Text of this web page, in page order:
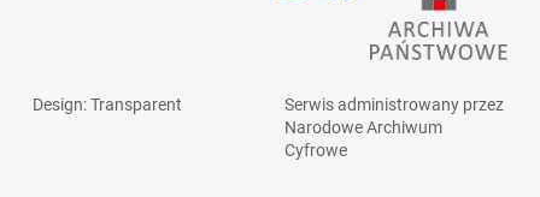
Design: Transparent
Serwis administrowany przez
Narodowe Archiwum
Cyfrowe